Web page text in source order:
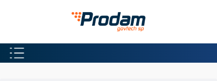
Pular para o Conteúdo principal